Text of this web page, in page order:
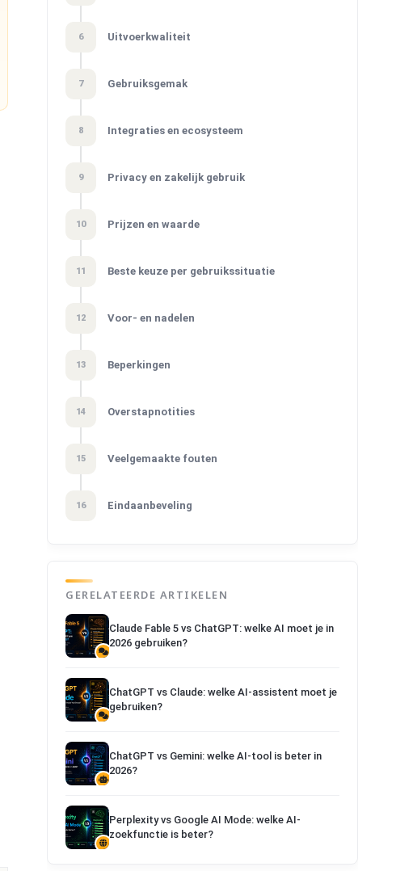
6 Uitvoerkwaliteit
7 Gebruiksgemak
8 Integraties en ecosysteem
9 Privacy en zakelijk gebruik
10 Prijzen en waarde
11 Beste keuze per gebruikssituatie
12 Voor- en nadelen
13 Beperkingen
14 Overstapnotities
15 Veelgemaakte fouten
16 Eindaanbeveling
GERELATEERDE ARTIKELEN
Claude Fable 5 vs ChatGPT: welke AI moet je in
2026 gebruiken?
ChatGPT vs Claude: welke AI-assistent moet je
gebruiken?
ChatGPT vs Gemini: welke AI-tool is beter in
2026?
Perplexity vs Google AI Mode: welke AI-
zoekfunctie is beter?